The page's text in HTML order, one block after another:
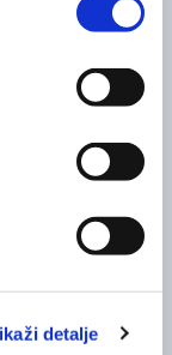
detalje
primjenu.